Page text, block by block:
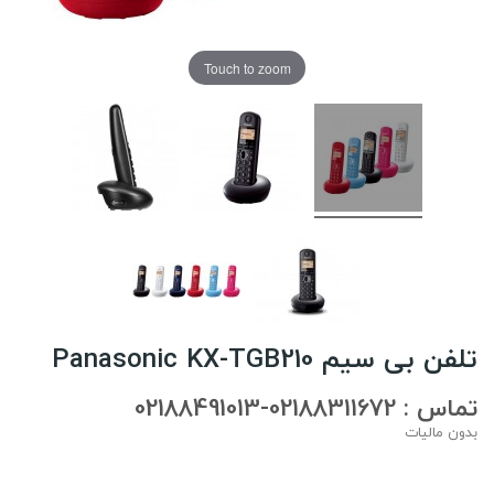
Touch to zoom
تلفن بی سیم Panasonic KX-TGB210
تماس : 02188311672-02188491013
بدون مالیات